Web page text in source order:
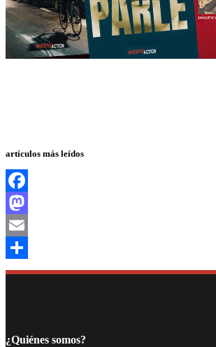
artículos más leídos
Facebook
Mastodon
Email
Compartir
¿Quiénes somos?